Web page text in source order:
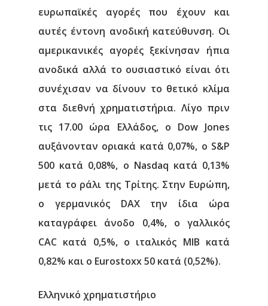
ευρωπαϊκές αγορές που έχουν και
αυτές έντονη ανοδική κατεύθυνση. Οι
αμερικανικές αγορές ξεκίνησαν ήπια
ανοδικά αλλά το ουσιαστικό είναι ότι
συνέχισαν να δίνουν το θετικό κλίμα
στα διεθνή χρηματιστήρια. Λίγο πριν
τις 17.00 ώρα Ελλάδος, ο Dow Jones
αυξάνονταν οριακά κατά 0,07%, ο S&P
500 κατά 0,08%, ο Nasdaq κατά 0,13%
μετά το ράλι της Τρίτης. Στην Ευρώπη,
ο γερμανικός DAX την ίδια ώρα
καταγράφει άνοδο 0,4%, ο γαλλικός
CAC κατά 0,5%, ο ιταλικός MIB κατά
0,82% και ο Eurostoxx 50 κατά (0,52%).
Ελληνικό χρηματιστήριο